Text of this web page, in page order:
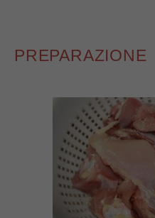
PREPARAZIONE